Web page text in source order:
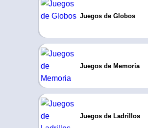
Juegos de Globos
Juegos de Memoria
Juegos de Ladrillos